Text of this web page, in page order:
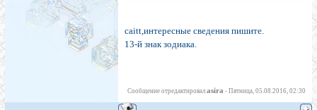
caitt,интересные сведения пишите.
13-й знак зодиака.
Сообщение отредактировал asira - Пятница, 05.08.2016, 02:30